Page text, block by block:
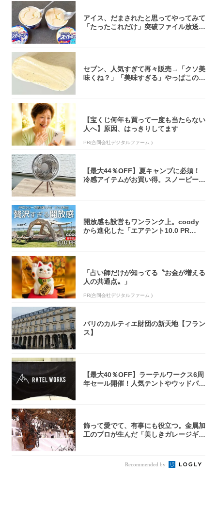
アイス、だまされたと思ってやってみて
「たったこれだけ」突破ファイル放送で
セブン、人気すぎて再々販売→「クソ美
味くね？」「美味すぎる」やっぱこのク
【宝くじ何年も買って一度も当たらない
人へ】原因、はっきりしてます
PR(合同会社デジタルファーム )
【最大44％OFF】夏キャンプに必須！
冷感アイテムがお買い得。スノーピー
開放感も設営もワンランク上。coody
から進化した「エアテント10.0 PR
「占い師だけが知ってる〝お金が増える
人の共通点〟」
PR(合同会社デジタルファーム )
パリのカルティエ財団の新天地【フラン
ス】
【最大40％OFF】ラーテルワークス6周
年セール開催！人気テントやウッドパネ
飾って愛でて、有事にも役立つ。金属加
工のプロが生んだ「美しきガレージギ
Recommended by